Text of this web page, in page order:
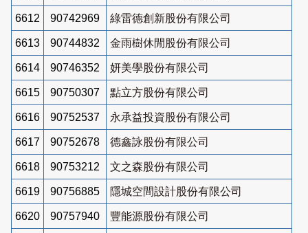
6612 90742969 綠雷德創新股份有限公司
6613 90744832 金雨樹休閒股份有限公司
6614 90746352 妍美學股份有限公司
6615 90750307 點立方股份有限公司
6616 90752537 永承益投資股份有限公司
6617 90752678 德鑫詠股份有限公司
6618 90753212 文之森股份有限公司
6619 90756885 隱城空間設計股份有限公司
6620 90757940 豐能源股份有限公司